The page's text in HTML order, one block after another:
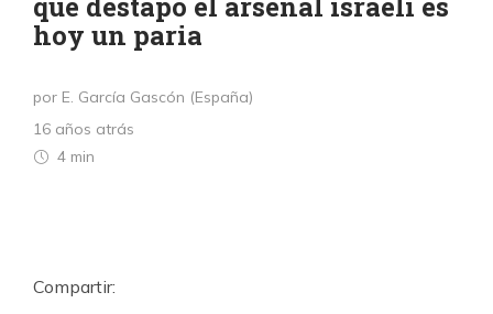
hoy un paria
por E. García Gascón (España)
16 años atrás
4 min
Compartir: